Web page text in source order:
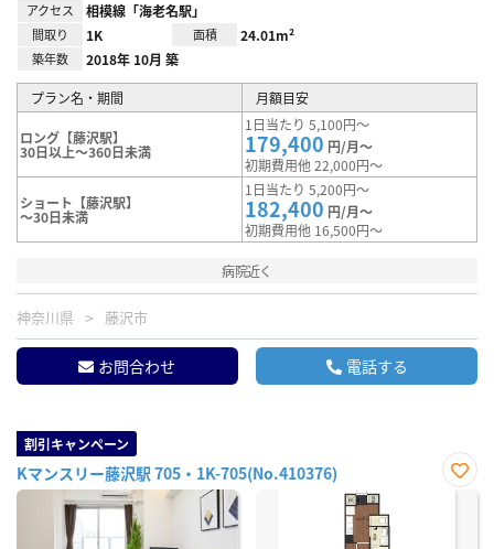
アクセス 相模線「海老名駅」
間取り 1K 面積 24.01m²
築年数 2018年 10月 築
プラン名・期間 月額目安
ロング【藤沢駅】
30日以上～360日未満
1日当たり 5,100円～
179,400 円/月～
初期費用他 22,000円～
ショート【藤沢駅】
～30日未満
1日当たり 5,200円～
182,400 円/月～
初期費用他 16,500円～
病院近く
神奈川県 藤沢市
お問合わせ 電話する
割引キャンペーン
Kマンスリー藤沢駅 705・1K-705(No.410376)
お気